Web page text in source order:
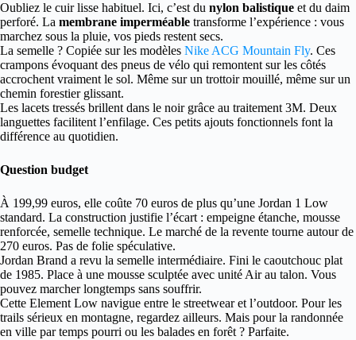
Oubliez le cuir lisse habituel. Ici, c’est du nylon balistique et du daim
perforé. La membrane imperméable transforme l’expérience : vous
marchez sous la pluie, vos pieds restent secs.
La semelle ? Copiée sur les modèles Nike ACG Mountain Fly. Ces
crampons évoquant des pneus de vélo qui remontent sur les côtés
accrochent vraiment le sol. Même sur un trottoir mouillé, même sur un
chemin forestier glissant.
Les lacets tressés brillent dans le noir grâce au traitement 3M. Deux
languettes facilitent l’enfilage. Ces petits ajouts fonctionnels font la
différence au quotidien.
Question budget
À 199,99 euros, elle coûte 70 euros de plus qu’une Jordan 1 Low
standard. La construction justifie l’écart : empeigne étanche, mousse
renforcée, semelle technique. Le marché de la revente tourne autour de
270 euros. Pas de folie spéculative.
Jordan Brand a revu la semelle intermédiaire. Fini le caoutchouc plat
de 1985. Place à une mousse sculptée avec unité Air au talon. Vous
pouvez marcher longtemps sans souffrir.
Cette Element Low navigue entre le streetwear et l’outdoor. Pour les
trails sérieux en montagne, regardez ailleurs. Mais pour la randonnée
en ville par temps pourri ou les balades en forêt ? Parfaite.